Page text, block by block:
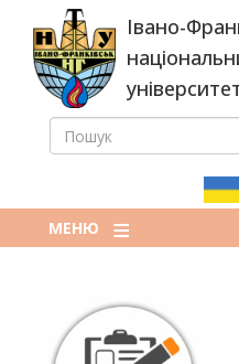
основного
вмісту
Івано-
ПОШУКОВА
ПОШУК
МЕНЮ